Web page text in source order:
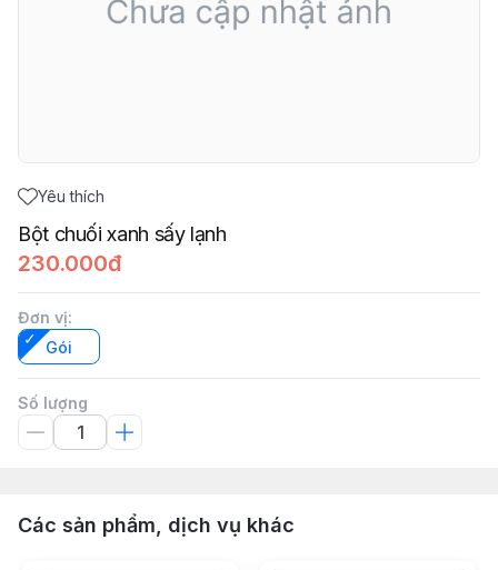
Yêu thích
Bột chuối xanh sấy lạnh
230.000đ
Đơn vị:
Gói
Số lượng
Các sản phẩm, dịch vụ khác